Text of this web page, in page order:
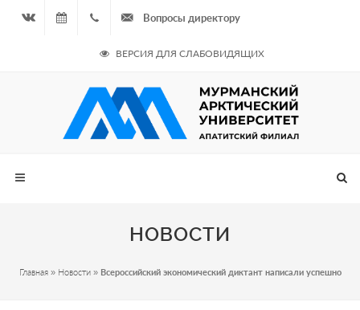
09.08.2026
- Чётная
неделя
964
687
Вопросы директору
ВЕРСИЯ ДЛЯ СЛАБОВИДЯЩИХ
НОВОСТИ
Главная» Новости» Всероссийский экономический диктант написали успешно